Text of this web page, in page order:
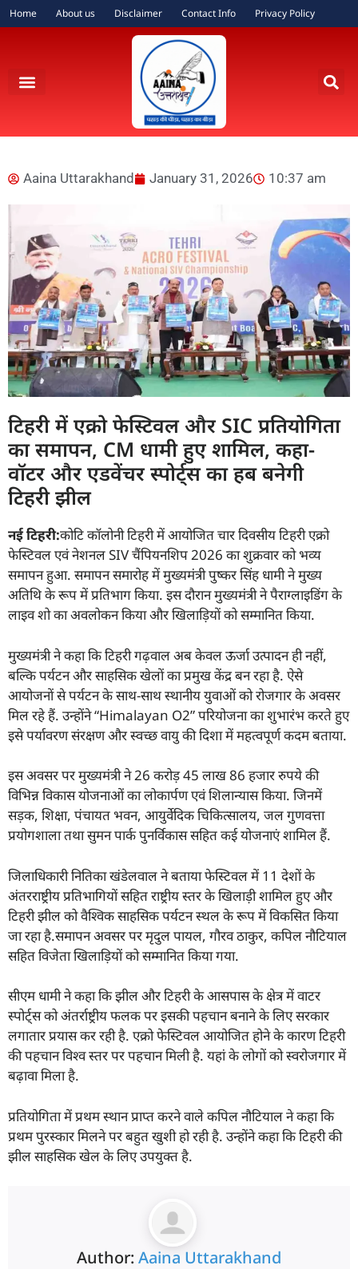
Home About us Disclaimer Contact Info Privacy Policy
Aaina Uttarakhand January 31, 2026 10:37 am
टिहरी में एक्रो फेस्टिवल और SIC प्रतियोगिता
का समापन, CM धामी हुए शामिल, कहा-
वॉटर और एडवेंचर स्पोर्ट्स का हब बनेगी
टिहरी झील
नई टिहरी:कोटि कॉलोनी टिहरी में आयोजित चार दिवसीय टिहरी एक्रो
फेस्टिवल एवं नेशनल SIV चैंपियनशिप 2026 का शुक्रवार को भव्य
समापन हुआ. समापन समारोह में मुख्यमंत्री पुष्कर सिंह धामी ने मुख्य
अतिथि के रूप में प्रतिभाग किया. इस दौरान मुख्यमंत्री ने पैराग्लाइडिंग के
लाइव शो का अवलोकन किया और खिलाड़ियों को सम्मानित किया.
मुख्यमंत्री ने कहा कि टिहरी गढ़वाल अब केवल ऊर्जा उत्पादन ही नहीं,
बल्कि पर्यटन और साहसिक खेलों का प्रमुख केंद्र बन रहा है. ऐसे
आयोजनों से पर्यटन के साथ-साथ स्थानीय युवाओं को रोजगार के अवसर
मिल रहे हैं. उन्होंने “Himalayan O2” परियोजना का शुभारंभ करते हुए
इसे पर्यावरण संरक्षण और स्वच्छ वायु की दिशा में महत्वपूर्ण कदम बताया.
इस अवसर पर मुख्यमंत्री ने 26 करोड़ 45 लाख 86 हजार रुपये की
विभिन्न विकास योजनाओं का लोकार्पण एवं शिलान्यास किया. जिनमें
सड़क, शिक्षा, पंचायत भवन, आयुर्वेदिक चिकित्सालय, जल गुणवत्ता
प्रयोगशाला तथा सुमन पार्क पुनर्विकास सहित कई योजनाएं शामिल हैं.
जिलाधिकारी नितिका खंडेलवाल ने बताया फेस्टिवल में 11 देशों के
अंतरराष्ट्रीय प्रतिभागियों सहित राष्ट्रीय स्तर के खिलाड़ी शामिल हुए और
टिहरी झील को वैश्विक साहसिक पर्यटन स्थल के रूप में विकसित किया
जा रहा है.समापन अवसर पर मृदुल पायल, गौरव ठाकुर, कपिल नौटियाल
सहित विजेता खिलाड़ियों को सम्मानित किया गया.
सीएम धामी ने कहा कि झील और टिहरी के आसपास के क्षेत्र में वाटर
स्पोर्ट्स को अंतर्राष्ट्रीय फलक पर इसकी पहचान बनाने के लिए सरकार
लगातार प्रयास कर रही है. एक्रो फेस्टिवल आयोजित होने के कारण टिहरी
की पहचान विश्व स्तर पर पहचान मिली है. यहां के लोगों को स्वरोजगार में
बढ़ावा मिला है.
प्रतियोगिता में प्रथम स्थान प्राप्त करने वाले कपिल नौटियाल ने कहा कि
प्रथम पुरस्कार मिलने पर बहुत खुशी हो रही है. उन्होंने कहा कि टिहरी की
झील साहसिक खेल के लिए उपयुक्त है.
Author: Aaina Uttarakhand